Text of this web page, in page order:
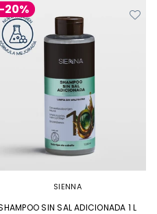
-20%
SIENNA
SIN SAL ADICIONADA 1 L